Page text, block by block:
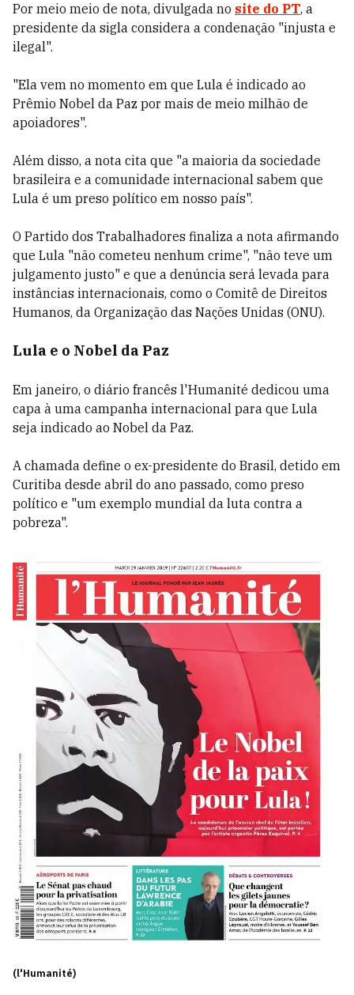
Por meio meio de nota, divulgada no site do PT, a
presidente da sigla considera a condenação "injusta e
ilegal".
"Ela vem no momento em que Lula é indicado ao
Prêmio Nobel da Paz por mais de meio milhão de
apoiadores".
Além disso, a nota cita que "a maioria da sociedade
brasileira e a comunidade internacional sabem que
Lula é um preso político em nosso país".
O Partido dos Trabalhadores finaliza a nota afirmando
que Lula "não cometeu nenhum crime", "não teve um
julgamento justo" e que a denúncia será levada para
instâncias internacionais, como o Comitê de Direitos
Humanos, da Organização das Nações Unidas (ONU).
Lula e o Nobel da Paz
Em janeiro, o diário francês l'Humanité dedicou uma
capa à uma campanha internacional para que Lula
seja indicado ao Nobel da Paz.
A chamada define o ex-presidente do Brasil, detido em
Curitiba desde abril do ano passado, como preso
político e "um exemplo mundial da luta contra a
pobreza".
(l'Humanité)